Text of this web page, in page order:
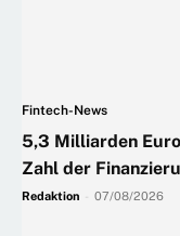
Fintech-News
5,3 Milliarden
Zahl der
Redaktion 07/08/2026